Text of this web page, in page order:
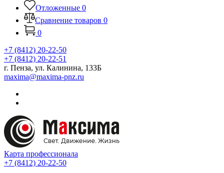
Отложенные 0
Сравнение товаров 0
0
+7 (8412) 20-22-50
+7 (8412) 20-22-51
г. Пенза, ул. Калинина, 133Б
maxima@maxima-pnz.ru
Карта профессионала
+7 (8412) 20-22-50